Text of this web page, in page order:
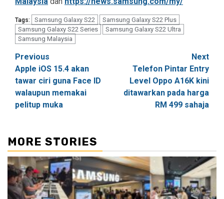
Tags: Samsung Galaxy S22
Samsung Galaxy S22 Plus
Samsung Galaxy S22 Series
Samsung Galaxy S22 Ultra
Samsung Malaysia
Post
navigation
Previous
Apple iOS 15.4 akan
tawar ciri guna Face ID
walaupun memakai
pelitup muka
Next
Telefon Pintar Entry
Level Oppo A16K kini
ditawarkan pada harga
RM 499 sahaja
MORE STORIES